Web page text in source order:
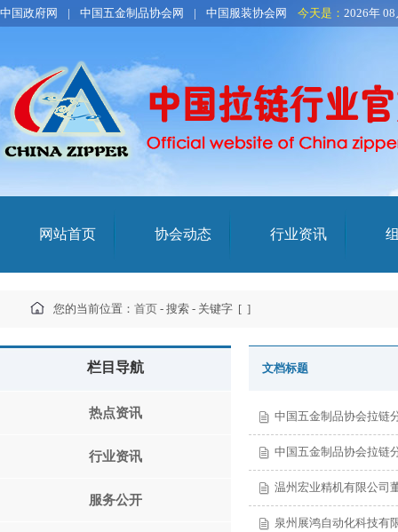
中国政府网 | 中国五金制品协会网 | 中国服装协会网 今天是： 2026年
网站首页 协会动态 行业资讯
您的当前位置： 首页 - 搜索 - 关键字 [ ]
栏目导航
热点资讯
行业资讯
服务公开
文档标题
中国五金制品协会拉链
中国五金制品协会拉链
温州宏业精机有限公司
泉州展鸿自动化科技有